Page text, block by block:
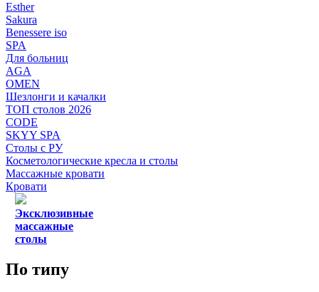
Esther
Sakura
Benessere iso
SPA
Для больниц
AGA
OMEN
Шезлонги и качалки
ТОП столов 2026
CODE
SKYY SPA
Столы с РУ
Косметологические кресла и столы
Массажные кровати
Кровати
Эксклюзивные
массажные
столы
По типу